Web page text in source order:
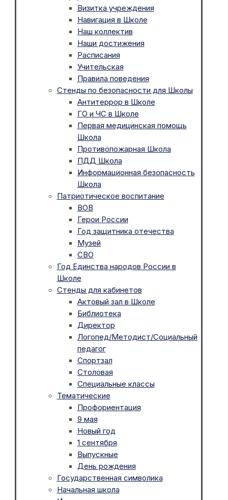
Визитка учреждения
Навигация в Школе
Наш коллектив
Наши достижения
Расписания
Учительская
Правила поведения
Стенды по безопасности для Школы
Антитеррор в Школе
ГО и ЧС в Школе
Первая медицинская помощь
Школа
Противопожарная Школа
ПДД Школа
Информационная безопасность
Школа
Патриотическое воспитание
ВОВ
Герои России
Год защитника отечества
Музей
СВО
Год Единства народов России в
Школе
Стенды для кабинетов
Актовый зал в Школе
Библиотека
Директор
Логопед/Методист/Социальный
педагог
Спортзал
Столовая
Специальные классы
Тематические
Профориентация
9 мая
Новый год
1 сентября
Выпускные
День рождения
Государственная символика
Начальная школа